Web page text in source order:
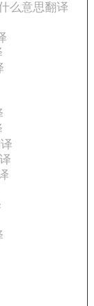
么意思翻译